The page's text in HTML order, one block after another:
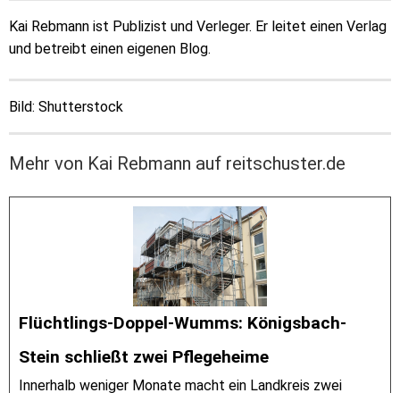
Kai Rebmann ist Publizist und Verleger. Er leitet einen Verlag
und betreibt einen eigenen Blog.
Bild: Shutterstock
Mehr von Kai Rebmann auf reitschuster.de
Flüchtlings-Doppel-Wumms: Königsbach-
Stein schließt zwei Pflegeheime
Innerhalb weniger Monate macht ein Landkreis zwei